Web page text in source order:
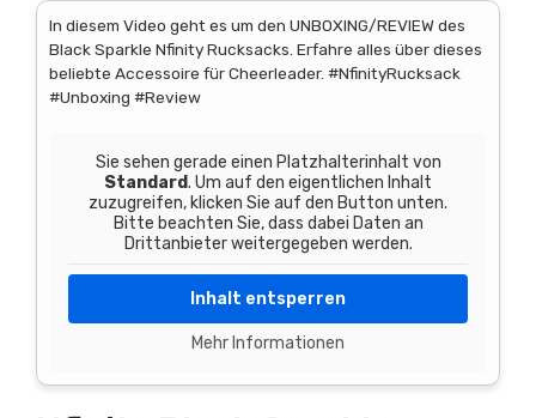
In diesem Video geht es um den UNBOXING/REVIEW des
Black Sparkle Nfinity Rucksacks. Erfahre alles über dieses
beliebte Accessoire für Cheerleader. #NfinityRucksack
#Unboxing #Review
Sie sehen gerade einen Platzhalterinhalt von
Standard. Um auf den eigentlichen Inhalt
zuzugreifen, klicken Sie auf den Button unten.
Bitte beachten Sie, dass dabei Daten an
Drittanbieter weitergegeben werden.
Inhalt entsperren
Mehr Informationen